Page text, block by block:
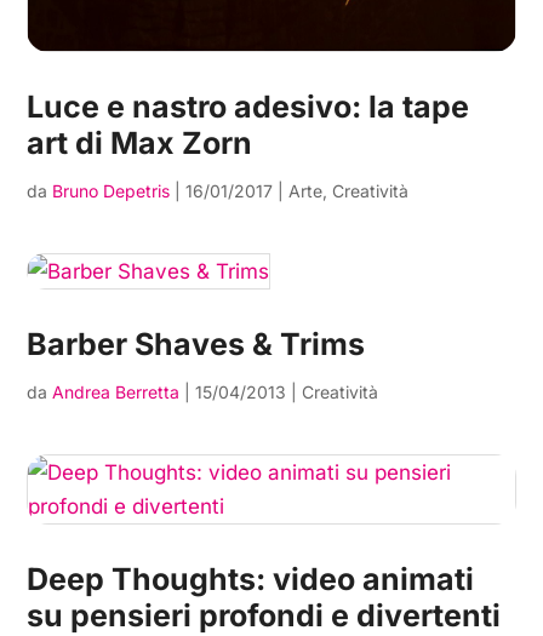
Luce e nastro adesivo: la tape
art di Max Zorn
da Bruno Depetris |16/01/2017 Arte, Creatività
Barber Shaves & Trims
daAndrea Berretta |15/04/2013 Creatività
Deep Thoughts: video animati
su pensieri profondi e divertenti